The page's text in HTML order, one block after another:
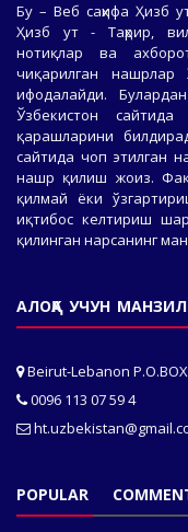
Бу – Веб саҳифа Ҳизб
Ҳизб ут - Таҳрир,
нотиқлар ва
чиқарилган
ифодалайди.
Ўзбекистон
қарашларини
сайтида чоп этилган
нашр қилиш жоиз.
қилмай ёки
иқтибос келтириш
қилинган нарсанинг
АЛОҚА УЧУН
Beirut-Lebanon
0096 113 07 59 4
POPULAR